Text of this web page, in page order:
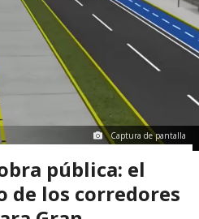
Captura de pantalla
pública: el
de los corredores